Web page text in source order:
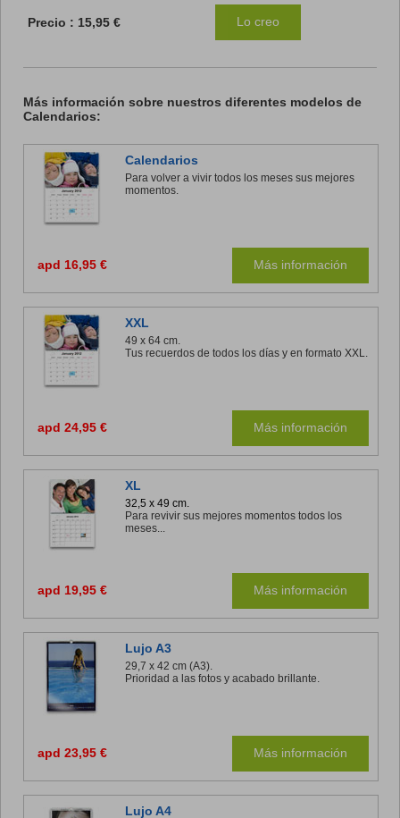
Precio : 15,95 € Lo creo
Más información sobre nuestros diferentes modelos de
Calendarios:
Calendarios
Para volver a vivir todos los meses sus mejores
momentos.
apd 16,95 € Más información
XXL
49 x 64 cm.
Tus recuerdos de todos los días y en formato XXL.
apd 24,95 € Más información
XL
32,5 x 49 cm.
Para revivir sus mejores momentos todos los
meses...
apd 19,95 € Más información
Lujo A3
29,7 x 42 cm (A3).
Prioridad a las fotos y acabado brillante.
apd 23,95 € Más información
Lujo A4